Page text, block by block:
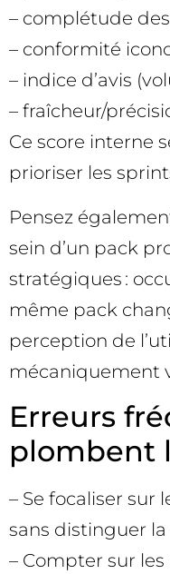
– complétude
– conformité
– indice d’avis
– fraîcheur/
Ce score interne
prioriser les
Pensez
sein d’un pack
stratégiques :
même pack
perception de
mécaniquement
Erreurs
plombent
– Se focaliser sur
sans distinguer
– Compter sur